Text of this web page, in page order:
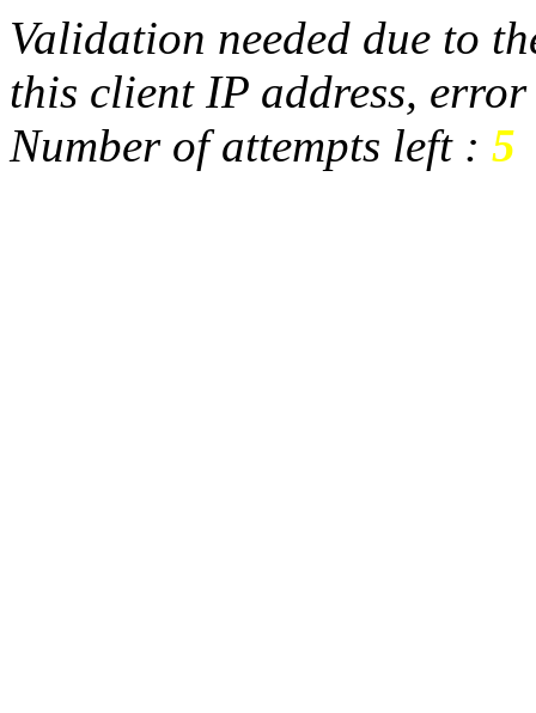
Validation needed due to
this client IP address,
Number of attempts left : 5